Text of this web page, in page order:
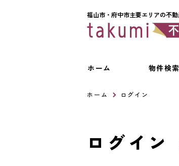
福山市・府中市主要エリアの不
ホーム 物件検索
ホーム ログイン
ログイン